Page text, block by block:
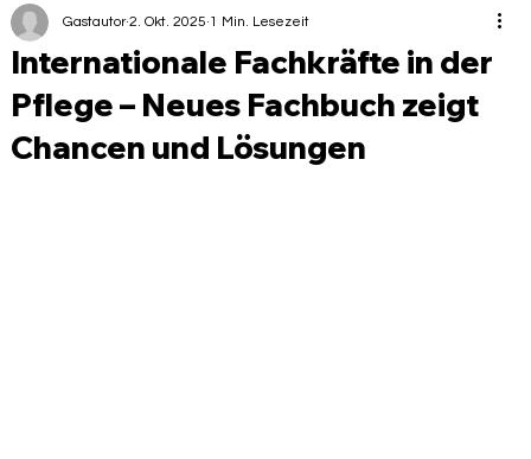
Internationale Fachkräfte in der
Pflege – Neues Fachbuch zeigt
Chancen und Lösungen
Gastautor 2. Okt. 2025 1 Min. Lesezeit